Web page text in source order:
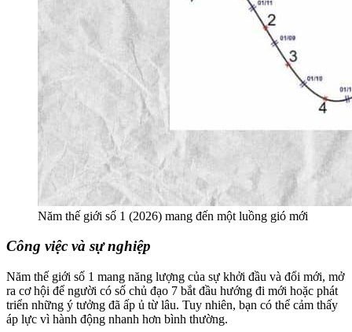
Năm thế giới số 1 (2026) mang đến một luồng gió mới
Công việc và sự nghiệp
Năm thế giới số 1 mang năng lượng của sự khởi đầu và đổi mới, mở
ra cơ hội để người có số chủ đạo 7 bắt đầu hướng đi mới hoặc phát
triển những ý tưởng đã ấp ủ từ lâu. Tuy nhiên, bạn có thể cảm thấy
áp lực vì hành động nhanh hơn bình thường.